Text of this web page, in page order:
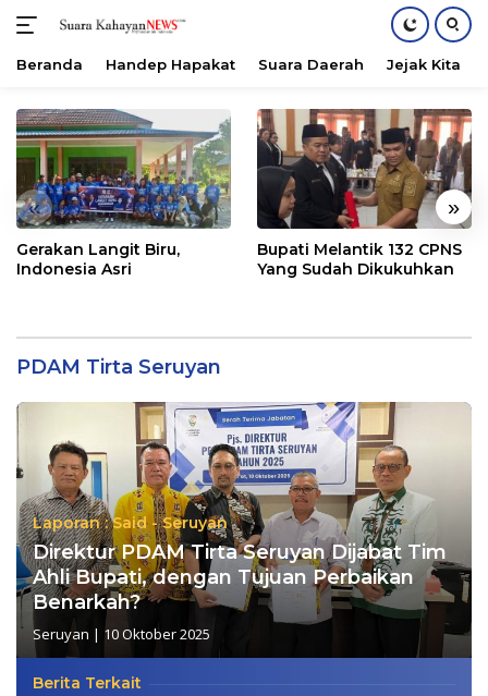
konten
Beranda Handep Hapakat Suara Daerah Jejak Kita
« »
Gerakan Langit Biru,
Indonesia Asri
Bupati Melantik 132 CPNS
Yang Sudah Dikukuhkan
PDAM Tirta Seruyan
Laporan : Said - Seruyan
Direktur PDAM Tirta Seruyan Dijabat Tim
Ahli Bupati, dengan Tujuan Perbaikan
Benarkah?
Seruyan | 10 Oktober 2025
Berita Terkait